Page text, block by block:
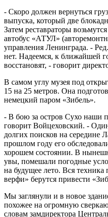
- Скоро должен вернуться
выпуска, который две
Затем реставраторы
автобус «АТУЛ»
управления Ленинграда. -
нет. Надеемся, к ближайшей
восстановят, - говорит
В самом углу музея под
15 на 25 метров. Она
немецкий паром «Зибель».
- В бою за остров Сухо наши
говорит Войцеховский. -
долгих поисков на середине
прошлом году его
хорошем состоянии. В
увы, помешали погодные
на будущее лето. Вся
верфи» берутся привести
Мы заглянули и в новое
похожее на огромную
словам замдиректора